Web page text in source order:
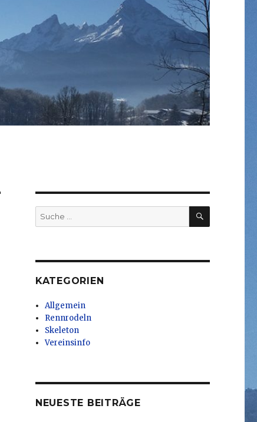
Suche
nach:
SUCHEN
KATEGORIEN
Allgemein
Rennrodeln
Skeleton
Vereinsinfo
NEUESTE BEITRÄGE